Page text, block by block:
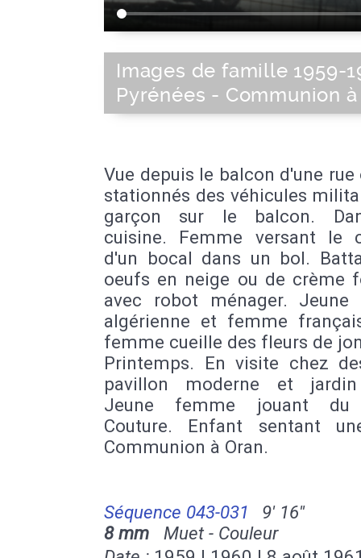
Images de famille 1959-
Pyrénées - Communion
Vue depuis le balcon d'une rue
stationnés des véhicules
garçon sur le balcon.
cuisine. Femme versant le
d'un bocal dans un bol.
oeufs en neige ou de crème
avec robot ménager. Jeune
algérienne et femme
femme cueille des fleurs de
Printemps. En visite chez
pavillon moderne et
Jeune femme jouant du
Couture. Enfant sentant
Communion à Oran.
Séquence 043-031
9' 16''
8 mm Muet - Couleur